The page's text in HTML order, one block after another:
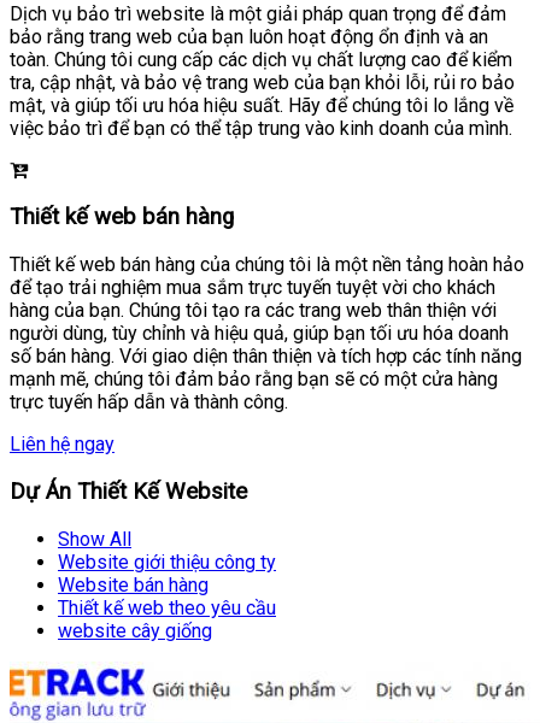
Dịch vụ bảo trì website là một giải pháp quan trọng để đảm
bảo rằng trang web của bạn luôn hoạt động ổn định và an
toàn. Chúng tôi cung cấp các dịch vụ chất lượng cao để kiểm
tra, cập nhật, và bảo vệ trang web của bạn khỏi lỗi, rủi ro bảo
mật, và giúp tối ưu hóa hiệu suất. Hãy để chúng tôi lo lắng về
việc bảo trì để bạn có thể tập trung vào kinh doanh của mình.
Thiết kế web bán hàng
Thiết kế web bán hàng của chúng tôi là một nền tảng hoàn hảo
để tạo trải nghiệm mua sắm trực tuyến tuyệt vời cho khách
hàng của bạn. Chúng tôi tạo ra các trang web thân thiện với
người dùng, tùy chỉnh và hiệu quả, giúp bạn tối ưu hóa doanh
số bán hàng. Với giao diện thân thiện và tích hợp các tính năng
mạnh mẽ, chúng tôi đảm bảo rằng bạn sẽ có một cửa hàng
trực tuyến hấp dẫn và thành công.
Liên hệ ngay
Dự Án Thiết Kế Website
Show All
Website giới thiệu công ty
Website bán hàng
Thiết kế web theo yêu cầu
website cây giống